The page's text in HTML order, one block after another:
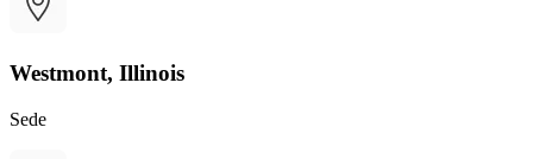
Westmont, Illinois
Sede